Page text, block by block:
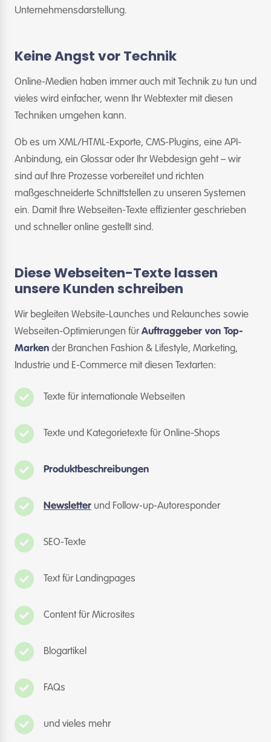
Unternehmensdarstellung.
Keine Angst vor Technik
Online-Medien haben immer auch mit Technik zu tun und
vieles wird einfacher, wenn Ihr Webtexter mit diesen
Techniken umgehen kann.
Ob es um XML/HTML-Exporte, CMS-Plugins, eine API-
Anbindung, ein Glossar oder Ihr Webdesign geht – wir
sind auf Ihre Prozesse vorbereitet und richten
maßgeschneiderte Schnittstellen zu unseren Systemen
ein. Damit Ihre Webseiten-Texte effizienter geschrieben
und schneller online gestellt sind.
Diese Webseiten-Texte lassen
unsere Kunden schreiben
Wir begleiten Website-Launches und Relaunches sowie
Webseiten-Optimierungen fürAuftraggeber von Top-
Marken der Branchen Fashion & Lifestyle, Marketing,
Industrie und E-Commerce mit diesen Textarten:
Texte für internationale Webseiten
Texte und Kategorietexte für Online-Shops
Produktbeschreibungen
Newsletter und Follow-up-Autoresponder
SEO-Texte
Text für Landingpages
Content für Microsites
Blogartikel
FAQs
und vieles mehr